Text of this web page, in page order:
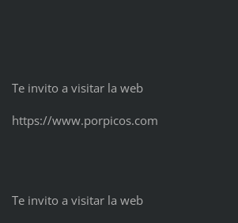
Te invito a visitar la web
https://www.porpicos.com
Te invito a visitar la web